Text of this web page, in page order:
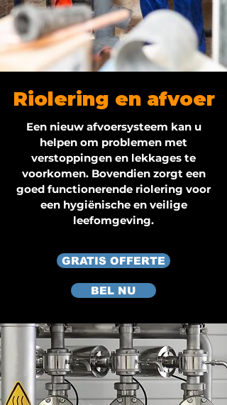
Riolering en afvoer
Een nieuw afvoersysteem kan u
helpen om problemen met
verstoppingen en lekkages te
voorkomen. Bovendien zorgt een
goed functionerende riolering voor
een hygiënische en veilige
leefomgeving.
GRATIS OFFERTE
BEL NU